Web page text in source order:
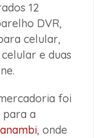
12
DVR,
celular,
e duas
foi
para a
, onde